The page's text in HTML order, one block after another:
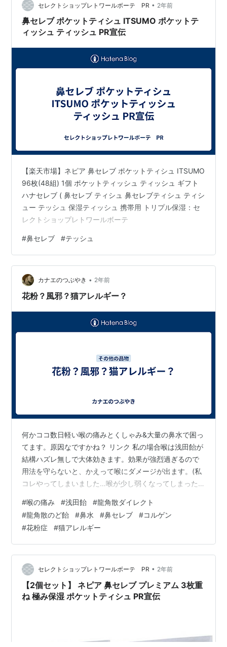
セレクトショップレトワールボーテ PR • 2年前
鼻セレブ ポケットティシュ ITSUMO ポケットテ
ィッシュ ティッシュ PR宣伝
【楽天市場】ネピア 鼻セレブ ポケットティシュ ITSUMO
96枚(48組) 1個 ポケットティッシュ ティッシュ ギフト
ハナセレブ ( 鼻セレブ ティシュ 鼻セレブティシュ ティシ
ュー テッシュ 保湿ティッシュ 携帯用 トリプル保湿：セ
レクトショップレトワールボーテ
#鼻セレブ #テッシュ
カナエのつぶやき • 2年前
花粉？風邪？猫アレルギー？
何かココ数日軽い喉の痛みとくしゃみ&大量の鼻水で困っ
てます。原因なですかね？ リンク 私の場合喉は浅田飴が
結構ハズレ無しで大体効きます。効果が強烈過ぎるので
用法を守らないと、かえって喉にダメージが出ます。(私
コレやってしまいました…喉が少し弱くなってしまった>
有名なモノで今回試しに買ってみました。漢方系の生薬
の粉末の力って凄いのかな？一回分ずつ個包装になって
るので持ち歩きと使いやすいのが良いです。私の場合浅
田飴よりは効果が少し弱めに感じます。私はやっぱり困
ったら浅田飴派です。 リンク 浅田飴の用法超えそうな時
に凌ぐため用の弱めの方の飴です…
#喉の痛み #浅田飴 #龍角散ダイレクト
#龍角散のど飴 #鼻水 #鼻セレブ #コルゲン
#花粉症 #猫アレルギー
セレクトショップレトワールボーテ PR • 2年前
【2個セット】 ネピア 鼻セレブ プレミアム 3枚重
ね 極み保湿 ポケットティシュ PR宣伝